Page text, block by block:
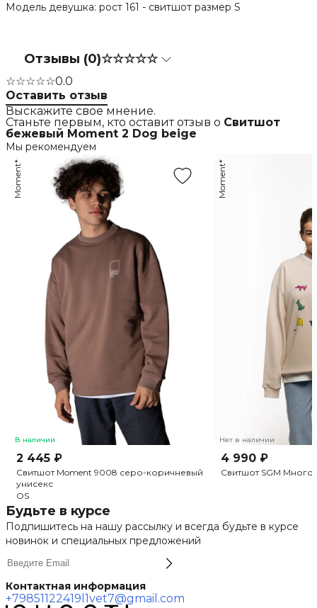
Модель девушка: рост 161 - свитшот размер S
Отзывы (0)☆☆☆☆☆
☆☆☆☆☆0.0
Оставить отзыв
Выскажите свое мнение.
Станьте первым, кто оставит отзыв о Свитшот
бежевый Moment 2 Dog beige
Мы рекомендуем
В наличии
Moment*
2 445 ₽
Свитшот Moment 9008 серо-коричневый
унисекс
OS
Нет в наличии
Moment*
4 990 ₽
Свитшот SGM Много
Будьте в курсе
Подпишитесь на нашу рассылку и всегда будьте в курсе
новинок и специальных предложений
Контактная информация
+79851122419 l1vet7@gmail.com